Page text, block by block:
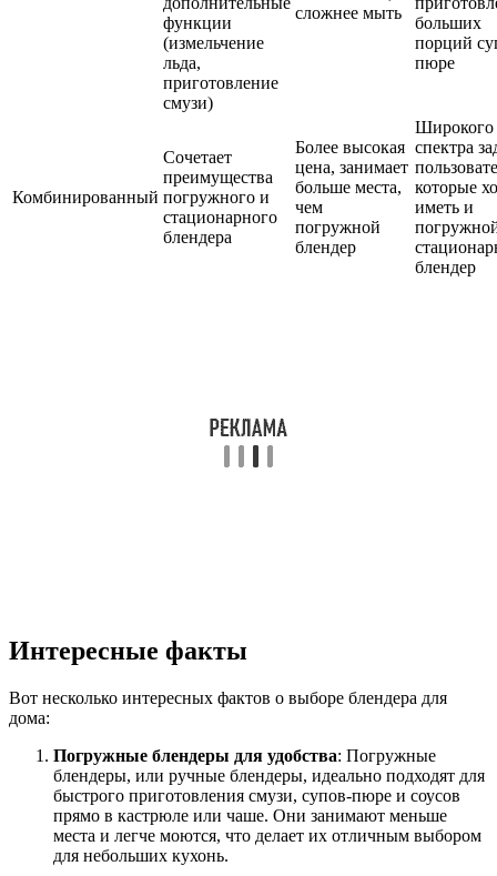
функции
(измельчение
льда,
приготовление
смузи)
сложнее мыть
больших
порций
пюре
Комбинированный
Сочетает
преимущества
погружного и
стационарного
блендера
Более высокая
цена, занимает
больше места,
чем
погружной
блендер
Широкого
спектра
которые
иметь и
блендер
Интересные факты
Вот несколько интересных фактов о выборе блендера для
дома:
Погружные блендеры для удобства: Погружные
блендеры, или ручные блендеры, идеально подходят для
быстрого приготовления смузи, супов-пюре и соусов
прямо в кастрюле или чаше. Они занимают меньше
места и легче моются, что делает их отличным выбором
для небольших кухонь.